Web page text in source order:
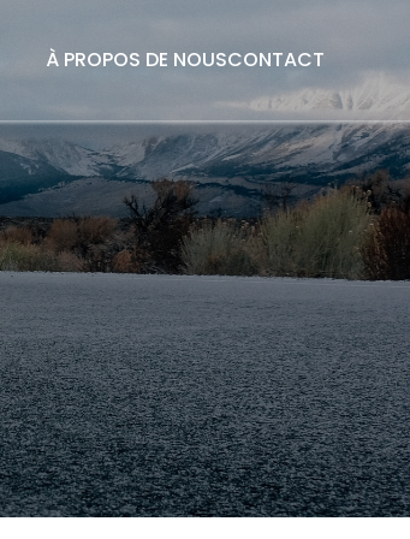
À PROPOS DE NOUSCONTACT